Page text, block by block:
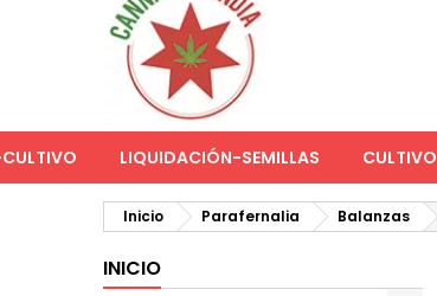
LIQUIDACIÓN-SEMILLAS CULTIVO
Inicio Parafernalia Balanzas
INICIO